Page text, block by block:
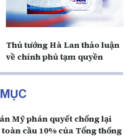
Thủ tướng Hà Lan thảo luận
về chính phủ tạm quyền
Mỹ phán quyết chống lại
cầu 10% của Tổng thống